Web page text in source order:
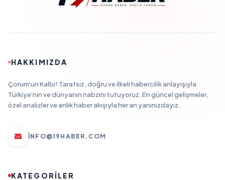
HAKKIMIZDA
Çorum'un Kalbi! Tarafsız, doğru ve ilkeli habercilik anlayışıyla
Türkiye'nin ve dünyanın nabzını tutuyoruz. En güncel gelişmeler,
özel analizler ve anlık haber akışıyla her an yanınızdayız.
INFO@19HABER.COM
KATEGORİLER